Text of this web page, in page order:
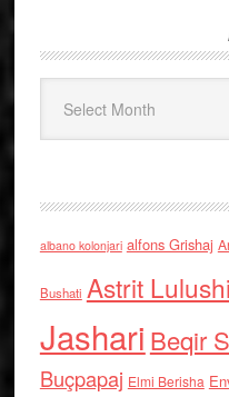
albano kolonjari alfons Grishaj
Bushati Astrit Lulushi
Jashari Beqir
Buçpapaj Elmi Berisha